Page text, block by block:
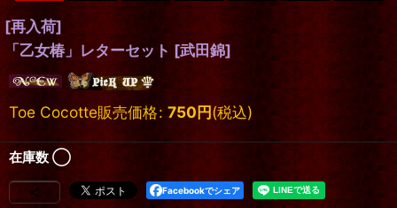
[再入荷]
「乙女椿」レターセット [武田錦]
Toe Cocotte販売価格: 750円(税込)
在庫数 ◯
Facebookでシェア